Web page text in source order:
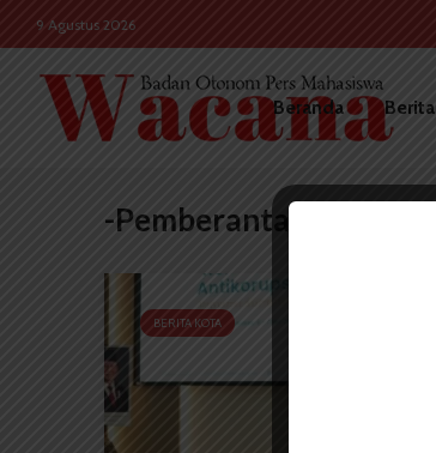
9 Agustus 2026
Beranda Berita
-Pemberantasan korupsi
BERITA KOTA